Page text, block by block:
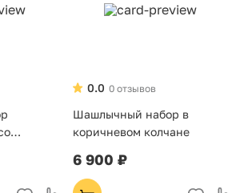
0 отзывов
0.0
Шашлычный набор в
коричневом колчане
6 900 ₽